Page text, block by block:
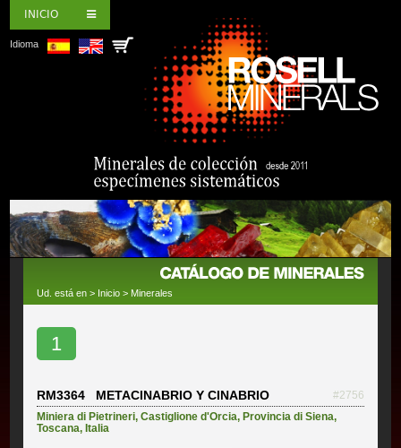
INICIO
Idioma
Ud. está en > Inicio > Minerales
1
RM3364 METACINABRIO Y CINABRIO
#2756
Miniera di Pietrineri,Castiglione d'Orcia, Provincia di Siena,
Toscana, Italia